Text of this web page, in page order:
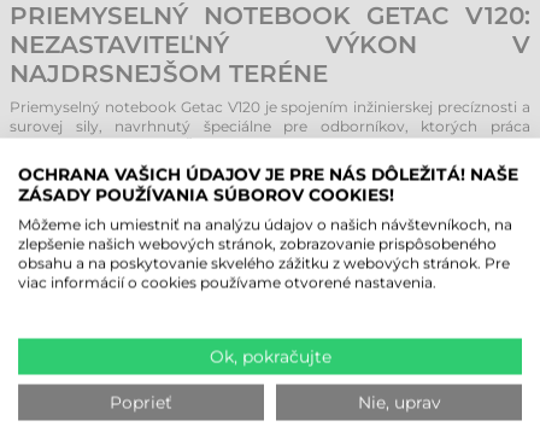
PRIEMYSELNÝ NOTEBOOK GETAC V120:
NEZASTAVITEĽNÝ VÝKON V
NAJDRSNEJŠOM TERÉNE
Priemyselný notebook Getac V120 je spojením inžinierskej precíznosti a
surovej sily, navrhnutý špeciálne pre odborníkov, ktorých práca
alebo údržbu v ťažkom priemysle, toto zariadenie s najnovšími
procesormi Intel Core Ultra 2. generácie a inovatívnou technológiou
Intel AI Boost zaručuje bleskurýchle spracovanie údajov. Architektúra
podporovaná umelou inteligenciou nielen zvyšuje rýchlosť, ale aj
optimalizuje energetickú účinnosť, vďaka čomu je vykonávanie
komplexných úloh a paralelná práca plynulejšia než kedykoľvek
predtým.
KRIŠTÁĽOVO ČISTÁ VIDITEĽNOSŤ A
INTELIGENTNÉ DOTYKOVÉ OVLÁDANIE
Jedným z najvýraznejších prvkov notebooku Getac V120 je 12,2" Full HD
LumiBond displej. Jas 1000 nitov zaisťuje, že obsah obrazovky zostáva
OCHRANA VAŠICH ÚDAJOV JE PRE NÁS DÔLEŽITÁ! NAŠE
ZÁSADY POUŽÍVANIA SÚBOROV COOKIES!
Môžeme ich umiestniť na analýzu údajov o našich návštevníkoch, na
zlepšenie našich webových stránok, zobrazovanie prispôsobeného
obsahu a na poskytovanie skvelého zážitku z webových stránok. Pre
viac informácií o cookies používame otvorené nastavenia.
Ok, pokračujte
Poprieť Nie, uprav